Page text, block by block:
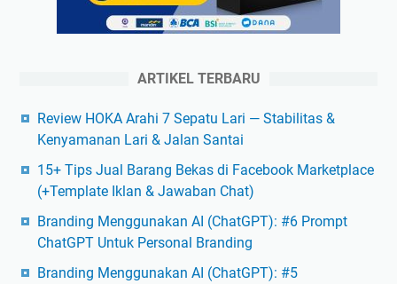
ARTIKEL TERBARU
Review HOKA Arahi 7 Sepatu Lari — Stabilitas &
Kenyamanan Lari & Jalan Santai
15+ Tips Jual Barang Bekas di Facebook Marketplace
(+Template Iklan & Jawaban Chat)
Branding Menggunakan AI (ChatGPT): #6 Prompt
ChatGPT Untuk Personal Branding
Branding Menggunakan AI (ChatGPT): #5